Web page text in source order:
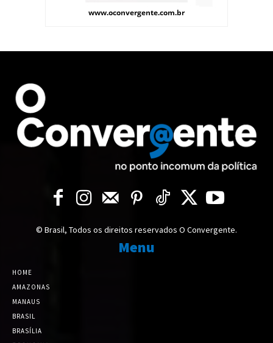
© Brasil, Todos os direitos reservados O Convergente.
Menu
HOME
AMAZONAS
MANAUS
BRASIL
BRASÍLIA